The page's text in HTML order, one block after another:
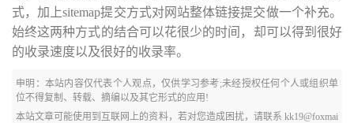
式，加上sitemap提交方式对网站整体链接提交做一个补充。
始终这两种方式的结合可以花很少的时间，却可以得到很好
的收录速度以及很好的收录率。
申明：本站内容仅代表个人观点，仅供学习参考;未经授权任何个人或组织单
位不得复制、转载、摘编以及其它形式的应用!
本站文章可能使用到互联网上的资料，若对您造成困扰，请联系 kk19@foxmai